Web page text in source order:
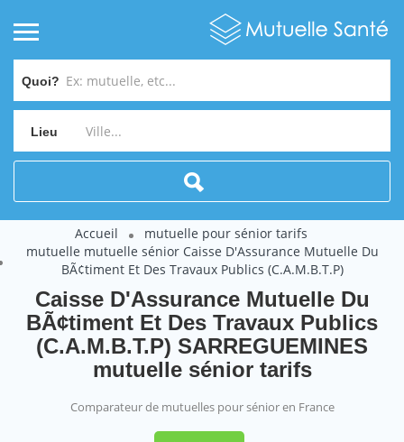
Quoi?
Lieu
Accueil
mutuelle pour sénior tarifs
mutuelle mutuelle sénior Caisse D'Assurance Mutuelle Du
BÃ¢timent Et Des Travaux Publics (C.A.M.B.T.P)
Caisse D'Assurance Mutuelle Du
BÃ¢timent Et Des Travaux Publics
(C.A.M.B.T.P) SARREGUEMINES
mutuelle sénior tarifs
Comparateur de mutuelles pour sénior en France